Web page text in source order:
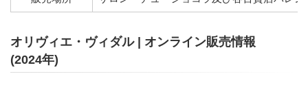
オリヴィエ・ヴィダル | オンライン販売情報
(2024年)